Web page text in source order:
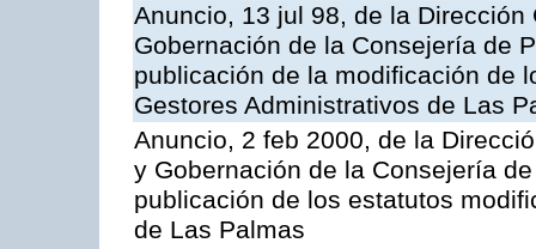
Anuncio, 13 jul 98, de la
Gobernación de la Consejería de
publicación de la modificación de
Gestores Administrativos de Las
Anuncio, 2 feb 2000, de la
y Gobernación de la Consejería
publicación de los estatutos
de Las Palmas